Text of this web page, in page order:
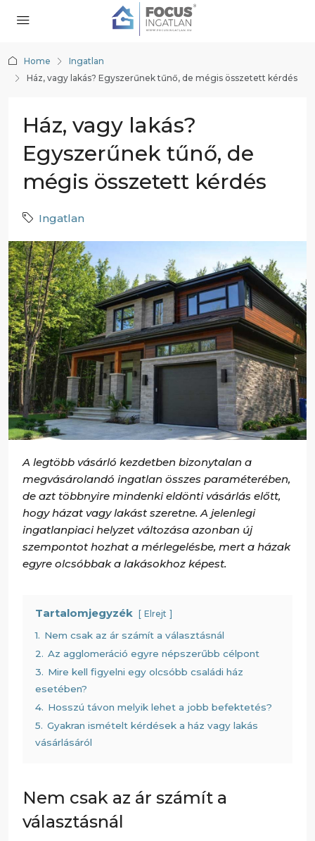
Home
Ingatlan
Ház, vagy lakás? Egyszerűnek tűnő, de mégis összetett kérdés
Ház, vagy lakás?
Egyszerűnek tűnő, de
mégis összetett kérdés
Ingatlan
A legtöbb vásárló kezdetben bizonytalan a
megvásárolandó ingatlan összes paraméterében,
de azt többnyire mindenki eldönti vásárlás előtt,
hogy házat vagy lakást szeretne. A jelenlegi
ingatlanpiaci helyzet változása azonban új
szempontot hozhat a mérlegelésbe, mert a házak
egyre olcsóbbak a lakásokhoz képest.
Tartalomjegyzék Elrejt
1. Nem csak az ár számít a választásnál
2. Az agglomeráció egyre népszerűbb célpont
3. Mire kell figyelni egy olcsóbb családi ház
esetében?
4. Hosszú távon melyik lehet a jobb befektetés?
5. Gyakran ismételt kérdések a ház vagy lakás
vásárlásáról
Nem csak az ár számít a
választásnál